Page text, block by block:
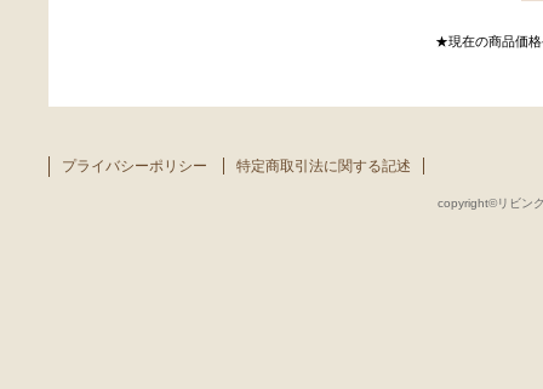
★現在の商品価格
copyright©リビン
プライバシーポリシー 特定商取引法に関する記述